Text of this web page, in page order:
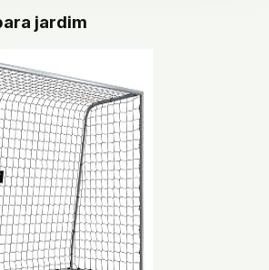
jardim